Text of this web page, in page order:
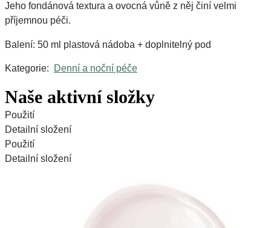
Jeho fondánová textura a ovocná vůně z něj činí velmi
příjemnou péči.
Balení: 50 ml plastová nádoba + doplnitelný pod
Kategorie: Denní a noční péče
Naše aktivní složky
Arganový olej
Olej ze slunečnicových semínek
Avokádový olej
Použití
Detailní složení
Použití
Detailní složení